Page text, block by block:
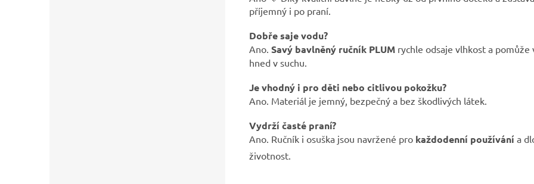
příjemný i po praní.
Dobře saje vodu?
Ano. Savý bavlněný ručník PLUM rychle odsaje vlhkost a pomůže
hned v suchu.
Je vhodný i pro děti nebo citlivou pokožku?
Ano. Materiál je jemný, bezpečný a bez škodlivých látek.
Vydrží časté praní?
Ano. Ručník i osuška jsou navržené pro každodenní používání a
životnost.